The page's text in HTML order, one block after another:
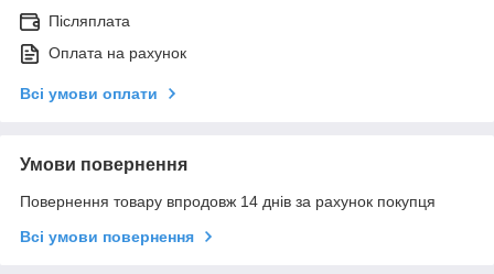
Післяплата
Оплата на рахунок
Всі умови оплати
Умови повернення
Повернення товару впродовж 14 днів за рахунок покупця
Всі умови повернення